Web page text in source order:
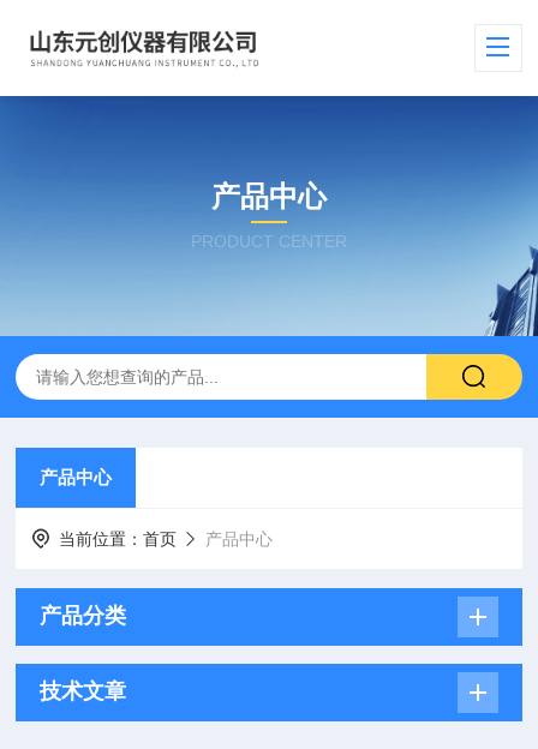
产品中心
PRODUCT CENTER
产品中心
当前位置：首页 产品中心
产品分类
技术文章